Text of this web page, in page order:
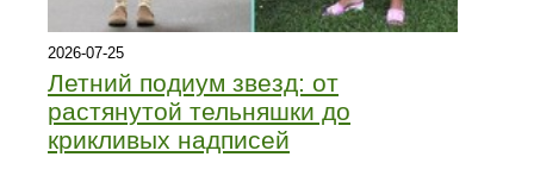
2026-07-25
Летний подиум звезд: от
растянутой тельняшки до
крикливых надписей